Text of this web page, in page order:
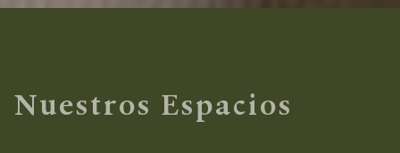
Nuestros Espacios